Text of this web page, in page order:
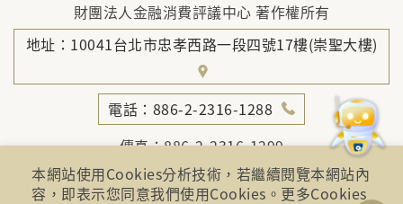
財團法人金融消費評議中心 著作權所有
地址：10041台北市忠孝西路一段四號17樓(崇聖大樓)
電話：886-2-2316-1288
傳真：886-2-2316-1299
金融服務專線：1998
本網站使用Cookies分析技術，若繼續閱覽本網站內
容，即表示您同意我們使用Cookies。更多Cookies